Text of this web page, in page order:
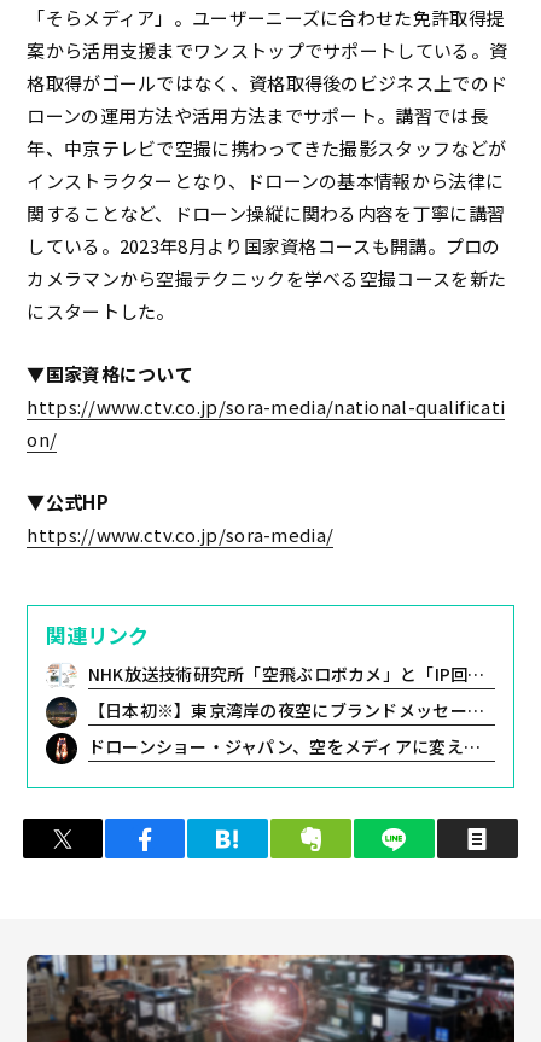
「そらメディア」。ユーザーニーズに合わせた免許取得提
案から活用支援までワンストップでサポートしている。資
格取得がゴールではなく、資格取得後のビジネス上でのド
ローンの運用方法や活用方法までサポート。講習では長
年、中京テレビで空撮に携わってきた撮影スタッフなどが
インストラクターとなり、ドローンの基本情報から法律に
関することなど、ドローン操縦に関わる内容を丁寧に講習
している。2023年8月より国家資格コースも開講。プロの
カメラマンから空撮テクニックを学べる空撮コースを新た
にスタートした。
▼国家資格について
https://www.ctv.co.jp/sora-media/national-qualificati
on/
▼公式HP
https://www.ctv.co.jp/sora-media/
関連リンク
NHK放送技術研究所「空飛ぶロボカメ」と「IP回線中継ドローン」を開発
【日本初※】東京湾岸の夜空にブランドメッセージを。キラナガーデン豊洲でのドローンショー広告事業でVISIONOIDがドローン演出を担当
ドローンショー・ジャパン、空をメディアに変える次世代空中サイネージ『Flying Display』をお披露目。「低空経済」にドローン活用の新サービスを導入
ツイート シェア はてブ クリップ LINEで送る